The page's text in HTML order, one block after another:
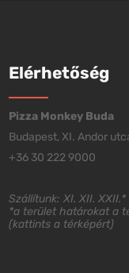
Elérhetőség
Pizza Monkey Buda
Budapest, XI. Andor
+36 30 222 9000
Szállítunk: XI. XII.
*a terület határokat a
(kattints a térképért)